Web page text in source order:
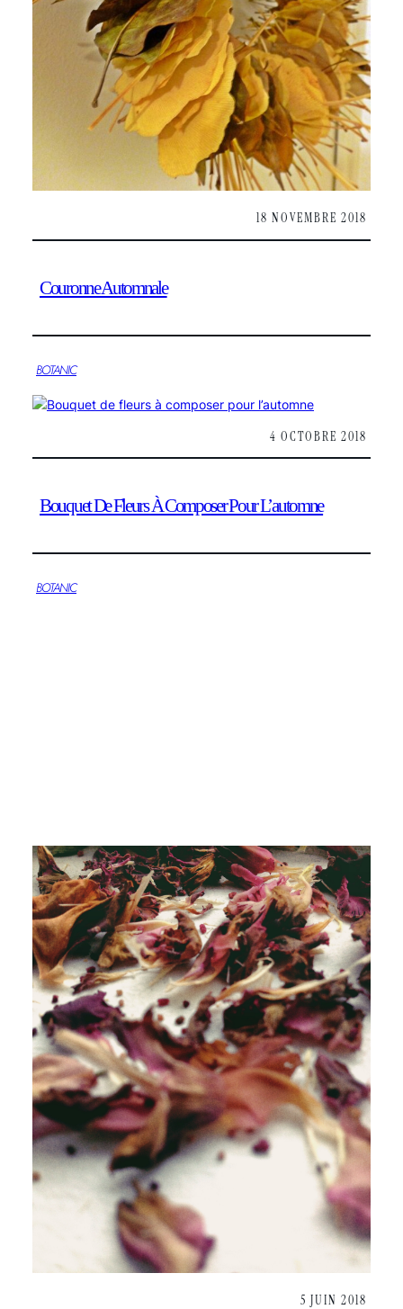
18 NOVEMBRE 2018
Couronne Automnale
BOTANIC
4 OCTOBRE 2018
Bouquet De Fleurs À Composer Pour L’automne
BOTANIC
5 JUIN 2018